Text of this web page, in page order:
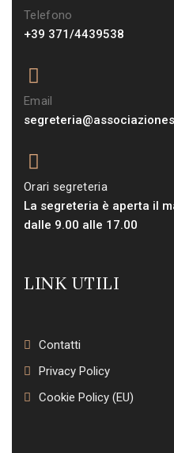
Telefono
+39 371/4439538
Email
Orari segreteria
La segreteria è aperta il
dalle 9.00 alle 17.00
LINK UTILI
Contatti
Privacy Policy
Cookie Policy (EU)